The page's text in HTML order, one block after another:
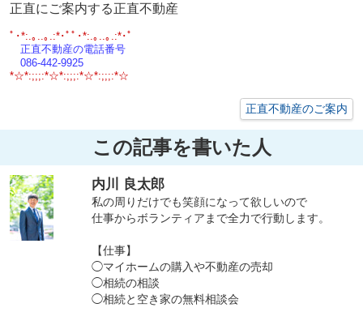
正直にご案内する正直不動産
ﾟ･*:.｡..｡.:*･ﾟﾟ･*:.｡..｡.:*･ﾟ
正直不動産の電話番号
086-442-9925
*☆*:;;;:*☆*:;;;:*☆*:;;;:*☆
正直不動産のご案内
この記事を書いた人
内川 良太郎
私の周りだけでも笑顔になって欲しいので
仕事からボランティアまで全力で行動します。
【仕事】
◯マイホームの購入や不動産の売却
◯相続の相談
◯相続と空き家の無料相談会